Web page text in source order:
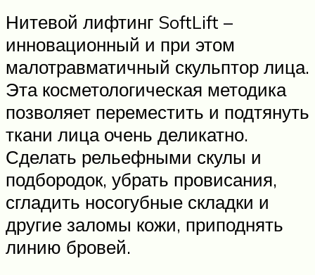
Нитевой лифтинг SoftLift –
инновационный и при этом
малотравматичный скульптор лица.
Эта косметологическая методика
позволяет переместить и подтянуть
ткани лица очень деликатно.
Сделать рельефными скулы и
подбородок, убрать провисания,
сгладить носогубные складки и
другие заломы кожи, приподнять
линию бровей.